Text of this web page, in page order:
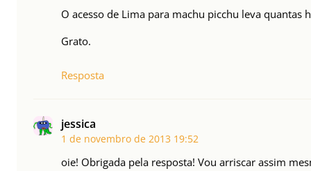
O acesso de Lima para machu picchu leva quantas
Grato.
Resposta
jessica
1 de novembro de 2013 19:52
oie! Obrigada pela resposta! Vou arriscar assim